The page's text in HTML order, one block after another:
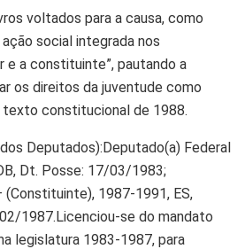
voltados para a causa, como
social integrada nos
e a constituinte”, pautando a
os direitos da juventude como
texto constitucional de 1988.
Deputados):Deputado(a) Federal
Dt. Posse: 17/03/1983;
(Constituinte), 1987-1991, ES,
1987.Licenciou-se do mandato
legislatura 1983-1987, para